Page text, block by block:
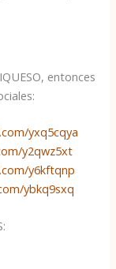
entonces
yxq5cqya
y2qwz5xt
y6kftqnp
ybkq9sxq